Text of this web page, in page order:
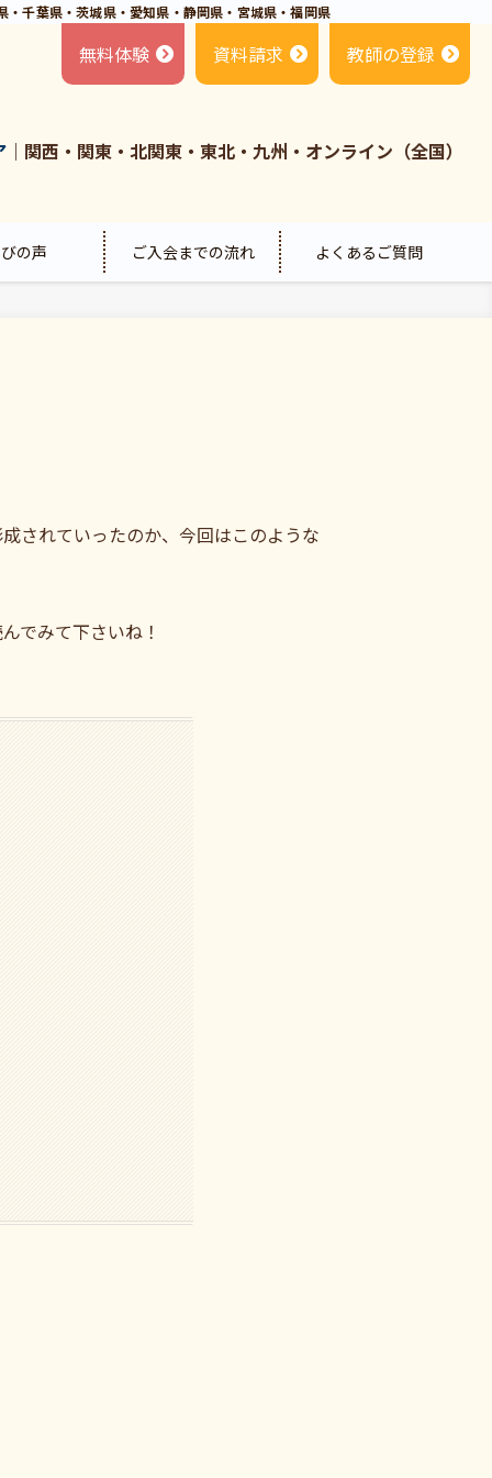
千葉県・茨城県・愛知県・静岡県・宮城県・福岡県
の声 ご入会までの流れ よくあるご質問
｜関西・関東・北関東・東北・九州・オンライン（全国）
無料体験 資料請求 教師の登録
されていったのか、今回はこのような
でみて下さいね！